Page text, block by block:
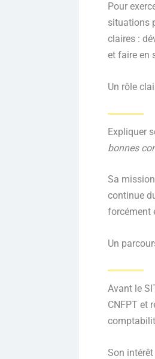
Pour
situations
claires :
et faire en
Un rôle
Expliquer
bonnes
Sa
continue
forcément
Un
Avant le
CNFPT et
Son intérêt